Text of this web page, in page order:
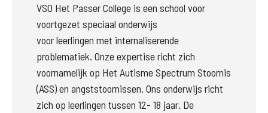
VSO Het Passer College is een school voor
voortgezet speciaal onderwijs
voor leerlingen met internaliserende
problematiek. Onze expertise richt zich
voornamelijk op Het Autisme Spectrum Stoornis
(ASS) en angststoornissen. Ons onderwijs richt
zich op leerlingen tussen 12- 18 jaar. De